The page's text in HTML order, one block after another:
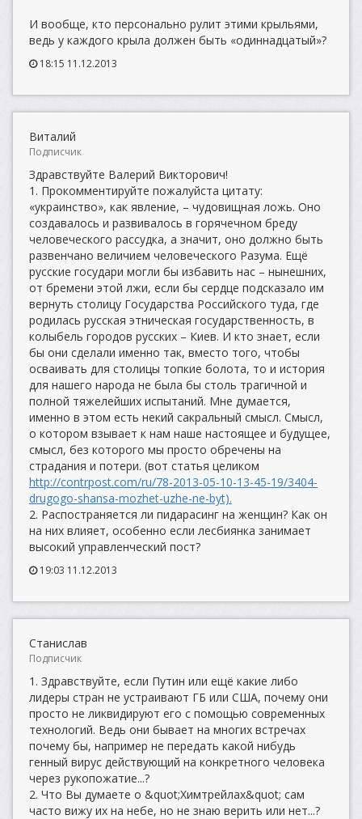
И вообще, кто персонально рулит этими крыльями,
ведь у каждого крыла должен быть «одиннадцатый»?
18:15 11.12.2013
Виталий
Подписчик
Здравствуйте Валерий Викторович!
1. Прокомментируйте пожалуйста цитату:
«украинство», как явление, – чудовищная ложь. Оно
создавалось и развивалось в горячечном бреду
человеческого рассудка, а значит, оно должно быть
развенчано величием человеческого Разума. Ещё
русские государи могли бы избавить нас – нынешних,
от бремени этой лжи, если бы сердце подсказало им
вернуть столицу Государства Российского туда, где
родилась русская этническая государственность, в
колыбель городов русских – Киев. И кто знает, если
бы они сделали именно так, вместо того, чтобы
осваивать для столицы топкие болота, то и история
для нашего народа не была бы столь трагичной и
полной тяжелейших испытаний. Мне думается,
именно в этом есть некий сакральный смысл. Смысл,
о котором взывает к нам наше настоящее и будущее,
смысл, без которого мы просто обречены на
страдания и потери. (вот статья целиком
http://contrpost.com/ru/78-2013-05-10-13-45-19/3404-
drugogo-shansa-mozhet-uzhe-ne-byt).
2. Распостраняется ли пидарасинг на женщин? Как он
на них влияет, особенно если лесбиянка занимает
высокий управленческий пост?
19:03 11.12.2013
Станислав
Подписчик
1. Здравствуйте, если Путин или ещё какие либо
лидеры стран не устраивают ГБ или США, почему они
просто не ликвидируют его с помощью современных
технологий. Ведь они бывает на многих встречах
почему бы, например не передать какой нибудь
генный вирус действующий на конкретного человека
через рукопожатие...?
2. Что Вы думаете о &quot;Химтрейлах&quot; сам
часто вижу их на небе, но не знаю верить или нет...?